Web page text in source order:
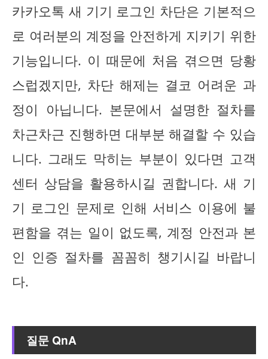
카카오톡 새 기기 로그인 차단은 기본적으
로 여러분의 계정을 안전하게 지키기 위한
기능입니다. 이 때문에 처음 겪으면 당황
스럽겠지만, 차단 해제는 결코 어려운 과
정이 아닙니다. 본문에서 설명한 절차를
차근차근 진행하면 대부분 해결할 수 있습
니다. 그래도 막히는 부분이 있다면 고객
센터 상담을 활용하시길 권합니다. 새 기
기 로그인 문제로 인해 서비스 이용에 불
편함을 겪는 일이 없도록, 계정 안전과 본
인 인증 절차를 꼼꼼히 챙기시길 바랍니
다.
질문 QnA